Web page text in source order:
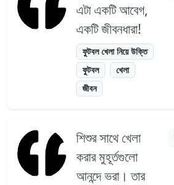
এটা একটি আবেগ,
একটি জীবনধারা!
ফুটবল খেলা নিয়ে উক্তি
ফুটবল
খেলা
জীবন
শিশুর সাথে খেলা
করার মুহূর্তগুলো
আনন্দে ভরা। তার